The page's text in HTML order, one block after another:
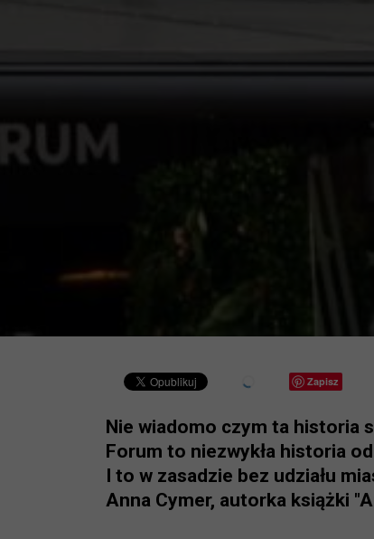
Zapisz
Nie wiadomo czym ta historia
Forum to niezwykła historia
I to w zasadzie bez udziału
Anna Cymer, autorka książki